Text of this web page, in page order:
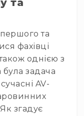
та
та
фахівці
однією з
задача
AV-
згадує